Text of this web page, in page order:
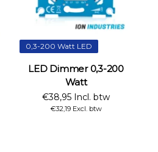
0,3-200 Watt LED
LED Dimmer 0,3-200
Watt
€38,95 Incl. btw
€32,19 Excl. btw